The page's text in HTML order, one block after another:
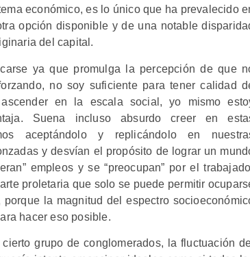
económico, es lo único que ha prevalecido
opción disponible y de una notable
del capital.
ya que promulga la percepción de que
no soy suficiente para tener calidad
en la escala social, yo mismo
Suena incluso absurdo creer en
aceptándolo y replicándolo en
y desvían el propósito de lograr un
empleos y se “preocupan” por el
proletaria que solo se puede permitir
la magnitud del espectro
hacer eso posible.
grupo de conglomerados, la fluctuación